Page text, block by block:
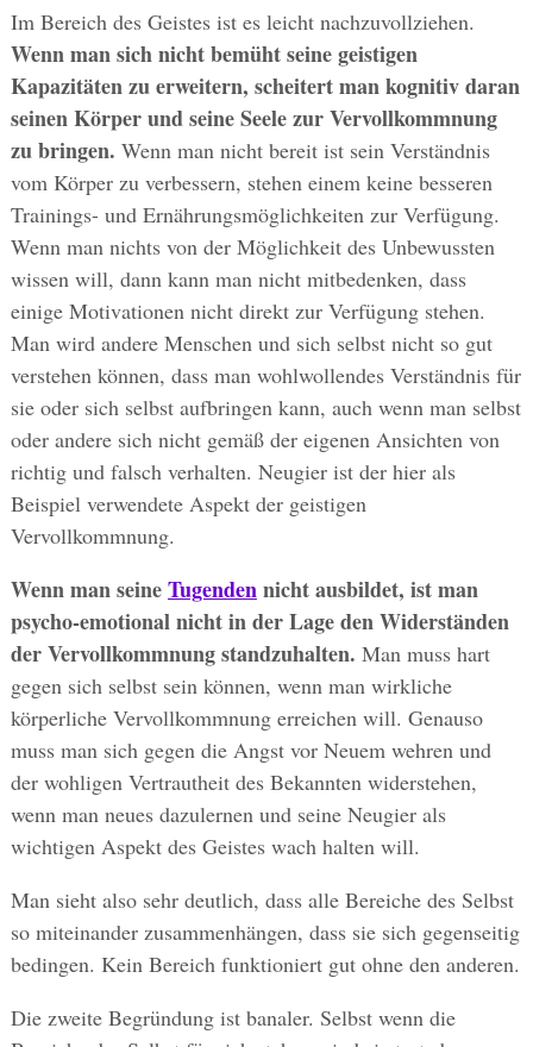
Im Bereich des Geistes ist es leicht nachzuvollziehen.
Wenn man sich nicht bemüht seine geistigen
Kapazitäten zu erweitern, scheitert man kognitiv daran
seinen Körper und seine Seele zur Vervollkommnung
zu bringen. Wenn man nicht bereit ist sein Verständnis
vom Körper zu verbessern, stehen einem keine besseren
Trainings- und Ernährungsmöglichkeiten zur Verfügung.
Wenn man nichts von der Möglichkeit des Unbewussten
wissen will, dann kann man nicht mitbedenken, dass
einige Motivationen nicht direkt zur Verfügung stehen.
Man wird andere Menschen und sich selbst nicht so gut
verstehen können, dass man wohlwollendes Verständnis für
sie oder sich selbst aufbringen kann, auch wenn man selbst
oder andere sich nicht gemäß der eigenen Ansichten von
richtig und falsch verhalten. Neugier ist der hier als
Beispiel verwendete Aspekt der geistigen
Vervollkommnung.
Wenn man seineTugendennicht ausbildet, ist man
psycho-emotional nicht in der Lage den Widerständen
der Vervollkommnung standzuhalten. Man muss hart
gegen sich selbst sein können, wenn man wirkliche
körperliche Vervollkommnung erreichen will. Genauso
muss man sich gegen die Angst vor Neuem wehren und
der wohligen Vertrautheit des Bekannten widerstehen,
wenn man neues dazulernen und seine Neugier als
wichtigen Aspekt des Geistes wach halten will.
Man sieht also sehr deutlich, dass alle Bereiche des Selbst
so miteinander zusammenhängen, dass sie sich gegenseitig
bedingen. Kein Bereich funktioniert gut ohne den anderen.
Die zweite Begründung ist banaler. Selbst wenn die